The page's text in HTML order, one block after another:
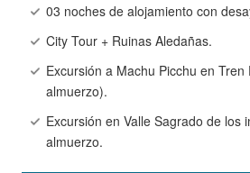
03 noches de alojamiento con
City Tour + Ruinas Aledañas.
Excursión a Machu Picchu en
almuerzo).
Excursión en Valle Sagrado de los
almuerzo.